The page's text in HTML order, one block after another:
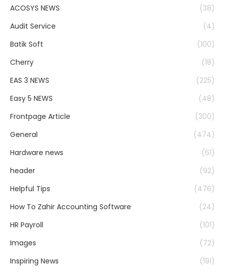
ACOSYS NEWS
(38)
Audit Service
(4)
Batik Soft
(100)
Cherry
(18)
EAS 3 NEWS
(225)
Easy 5 NEWS
(48)
Frontpage Article
(300)
General
(474)
Hardware news
(61)
header
(92)
Helpful Tips
(476)
How To Zahir Accounting Software
(24)
HR Payroll
(101)
Images
(72)
Inspiring News
(191)